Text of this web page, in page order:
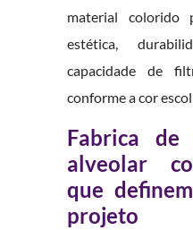
material colorido
estética,
capacidade de
conforme a cor
Fabrica de
alveolar
que
projeto